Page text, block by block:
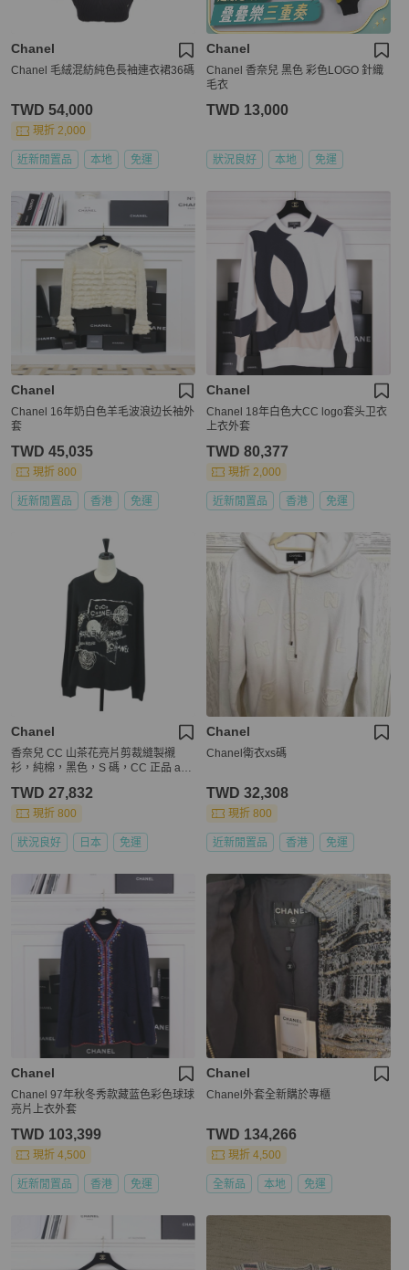
Chanel
Chanel 毛絨混紡純色長袖連衣裙36碼
TWD 54,000
現折 2,000
近新閒置品 本地 免運
Chanel
Chanel 香奈兒 黑色 彩色LOGO 針織
毛衣
TWD 13,000
狀況良好 本地 免運
Chanel
Chanel 16年奶白色羊毛波浪边长袖外
套
TWD 45,035
現折 800
近新閒置品 香港 免運
Chanel
Chanel 18年白色大CC logo套头卫衣
上衣外套
TWD 80,377
現折 2,000
近新閒置品 香港 免運
Chanel
香奈兒 CC 山茶花亮片剪裁縫製襯
衫，純棉，黑色，S 碼，CC 正品 am
TWD 27,832
現折 800
狀況良好 日本 免運
Chanel
Chanel衛衣xs碼
TWD 32,308
現折 800
近新閒置品 香港 免運
Chanel
Chanel 97年秋冬秀款藏蓝色彩色球球
亮片上衣外套
TWD 103,399
現折 4,500
近新閒置品 香港 免運
Chanel
Chanel外套全新購於專櫃
TWD 134,266
現折 4,500
全新品 本地 免運